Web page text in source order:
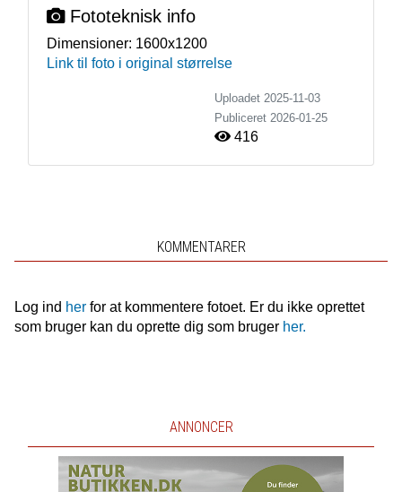
Fototeknisk info
Dimensioner: 1600x1200
Link til foto i original størrelse
Uploadet 2025-11-03
Publiceret 2026-01-25
416
KOMMENTARER
Log ind herfor at kommentere fotoet. Er du ikke oprettet
som bruger kan du oprette dig som bruger her.
ANNONCER